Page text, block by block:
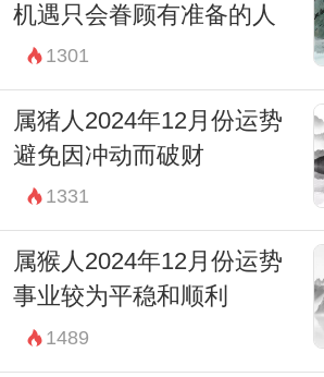
机遇只会眷顾有准备的人
1301
属猪人2024年12月份运势
避免因冲动而破财
1331
属猴人2024年12月份运势
事业较为平稳和顺利
1489